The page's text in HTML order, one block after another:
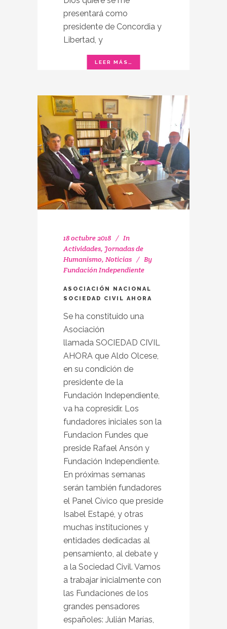
presentará como
presidente de Concordia y
Libertad, y
18 octubre 2018
In
Actividades, Jornadas de
Humanismo, Noticias
By
Fundación Independiente
ASOCIACIÓN NACIONAL
SOCIEDAD CIVIL AHORA
Se ha constituido una
Asociación
llamada SOCIEDAD CIVIL
AHORA que Aldo Olcese,
en su condición de
presidente de la
Fundación Independiente,
va ha copresidir. Los
fundadores iniciales son la
Fundacion Fundes que
preside Rafael Ansón y
Fundación Independiente.
En próximas semanas
serán también fundadores
el Panel Cívico que preside
Isabel Estapé, y otras
muchas instituciones y
entidades dedicadas al
pensamiento, al debate y
a la Sociedad Civil. Vamos
a trabajar inicialmente con
las Fundaciones de los
grandes pensadores
españoles: Julián Marías,